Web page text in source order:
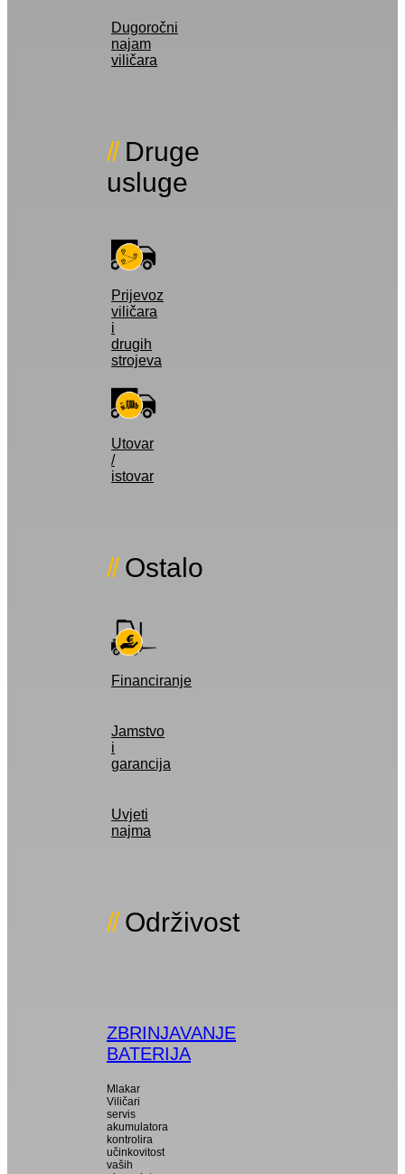
Dugoročni
najam
viličara
Druge
usluge
Prijevoz
viličara
i
drugih
strojeva
Utovar
/
istovar
Ostalo
Financiranje
Jamstvo
i
garancija
Uvjeti
najma
Održivost
ZBRINJAVANJE
BATERIJA
Mlakar
Viličari
servis
akumulatora
kontrolira
učinkovitost
vaših